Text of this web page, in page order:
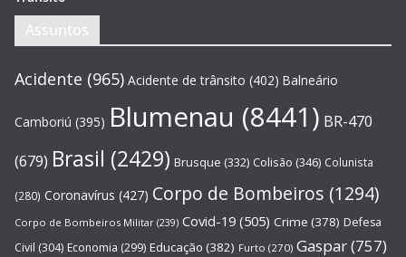
Assuntos
Acidente (965) Acidente de trânsito (402) Balneário
Camboriú (395) Blumenau (8441) BR-470
(679) Brasil (2429) Brusque (332) Colisão (346) Colunista
(280) Coronavírus (427) Corpo de Bombeiros (1294)
Corpo de Bombeiros Militar (239) Covid-19 (505) Crime (378) Defesa
Civil (304) Economia (299) Educação (382) Furto (270) Gaspar(757)